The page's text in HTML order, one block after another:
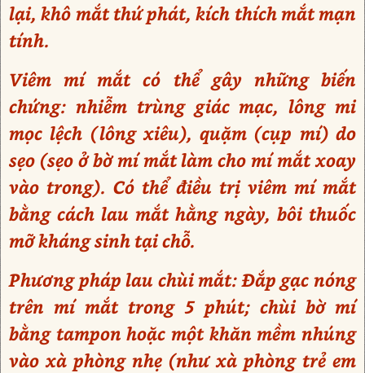
lại, khô mắt thứ phát, kích thích mắt mạn
tính.
Viêm mí mắt có thể gây những biến
chứng: nhiễm trùng giác mạc, lông mi
mọc lệch (lông xiêu), quặm (cụp mí) do
sẹo (sẹo ở bờ mí mắt làm cho mí mắt xoay
vào trong). Có thể điều trị viêm mí mắt
bằng cách lau mắt hằng ngày, bôi thuốc
mỡ kháng sinh tại chỗ.
Phương pháp lau chùi mắt: Đắp gạc nóng
trên mí mắt trong 5 phút; chùi bờ mí
bằng tampon hoặc một khăn mềm nhúng
vào xà phòng nhẹ (như xà phòng trẻ em